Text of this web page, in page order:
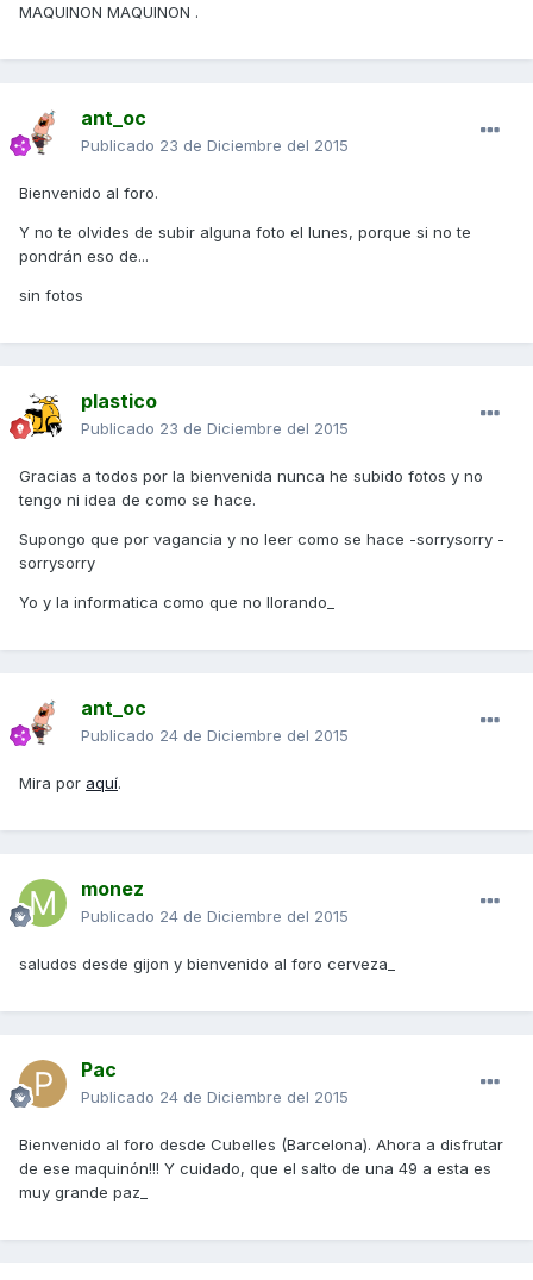
MAQUINON MAQUINON .
ant_oc
Publicado 23 de Diciembre del 2015
Bienvenido al foro.
Y no te olvides de subir alguna foto el lunes, porque si no te
pondrán eso de...
sin fotos
plastico
Publicado 23 de Diciembre del 2015
Gracias a todos por la bienvenida nunca he subido fotos y no
tengo ni idea de como se hace.
Supongo que por vagancia y no leer como se hace -sorrysorry -
sorrysorry
Yo y la informatica como que no llorando_
ant_oc
Publicado 24 de Diciembre del 2015
Mira por aquí.
monez
Publicado 24 de Diciembre del 2015
saludos desde gijon y bienvenido al foro cerveza_
Pac
Publicado 24 de Diciembre del 2015
Bienvenido al foro desde Cubelles (Barcelona). Ahora a disfrutar
de ese maquinón!!! Y cuidado, que el salto de una 49 a esta es
muy grande paz_